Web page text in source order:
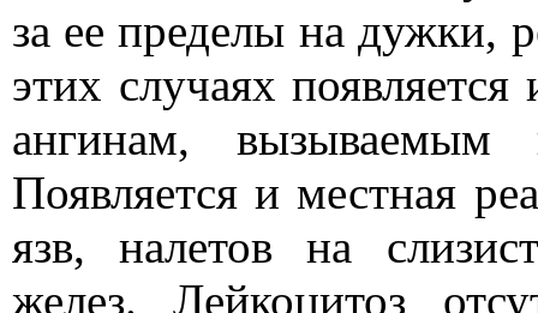
за ее пределы на дужки,
этих случаях
ангинам, вызываемым
Появляется и местная
язв, налетов на
желез. Лейкоцитоз